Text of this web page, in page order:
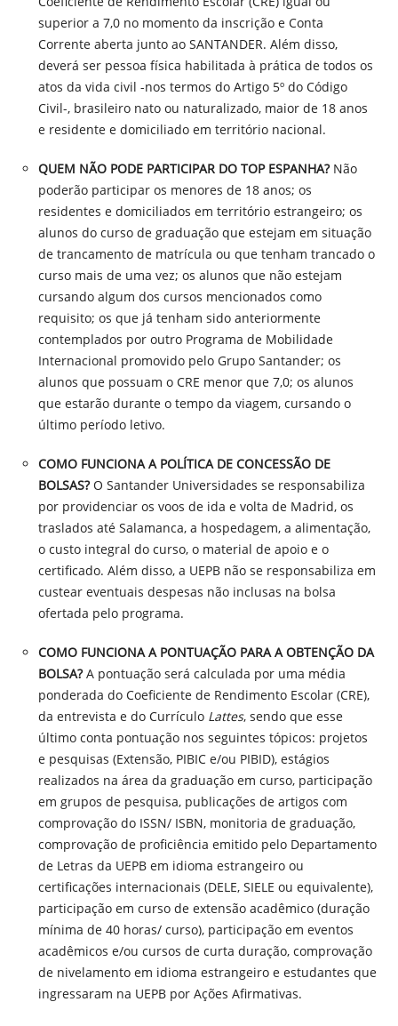
superior a 7,0 no momento da inscrição e Conta
Corrente aberta junto ao SANTANDER. Além disso,
deverá ser pessoa física habilitada à prática de todos os
atos da vida civil -nos termos do Artigo 5º do Código
Civil-, brasileiro nato ou naturalizado, maior de 18 anos
e residente e domiciliado em território nacional.
QUEM NÃO PODE PARTICIPAR DO TOP ESPANHA? Não
poderão participar os menores de 18 anos; os
residentes e domiciliados em território estrangeiro; os
alunos do curso de graduação que estejam em situação
de trancamento de matrícula ou que tenham trancado o
curso mais de uma vez; os alunos que não estejam
cursando algum dos cursos mencionados como
requisito; os que já tenham sido anteriormente
contemplados por outro Programa de Mobilidade
Internacional promovido pelo Grupo Santander; os
alunos que possuam o CRE menor que 7,0; os alunos
que estarão durante o tempo da viagem, cursando o
último período letivo.
COMO FUNCIONA A POLÍTICA DE CONCESSÃO DE
BOLSAS? O Santander Universidades se responsabiliza
por providenciar os voos de ida e volta de Madrid, os
traslados até Salamanca, a hospedagem, a alimentação,
o custo integral do curso, o material de apoio e o
certificado. Além disso, a UEPB não se responsabiliza em
custear eventuais despesas não inclusas na bolsa
ofertada pelo programa.
COMO FUNCIONA A PONTUAÇÃO PARA A OBTENÇÃO DA
BOLSA? A pontuação será calculada por uma média
ponderada do Coeficiente de Rendimento Escolar (CRE),
da entrevista e do Currículo Lattes, sendo que esse
último conta pontuação nos seguintes tópicos: projetos
e pesquisas (Extensão, PIBIC e/ou PIBID), estágios
realizados na área da graduação em curso, participação
em grupos de pesquisa, publicações de artigos com
comprovação do ISSN/ ISBN, monitoria de graduação,
comprovação de proficiência emitido pelo Departamento
de Letras da UEPB em idioma estrangeiro ou
certificações internacionais (DELE, SIELE ou equivalente),
participação em curso de extensão acadêmico (duração
mínima de 40 horas/ curso), participação em eventos
acadêmicos e/ou cursos de curta duração, comprovação
de nivelamento em idioma estrangeiro e estudantes que
ingressaram na UEPB por Ações Afirmativas.